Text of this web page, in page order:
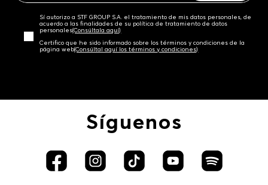
Sí autorizo a STF GROUP S.A. el tratamiento de mis datos personales, de
acuerdo a las finalidades de su política de tratamiento de datos
personales‎(Consúltala aquí)
Certifico que he sido informado sobre los términos y condiciones de la
página web‎(Consúltal aquí los términos y condiciones)
Síguenos